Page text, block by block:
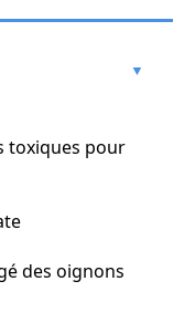
toxiques pour
des oignons